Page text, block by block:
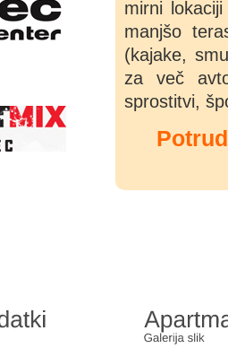
mirni
manjšo
(kajake,
za več
sprostitvi,